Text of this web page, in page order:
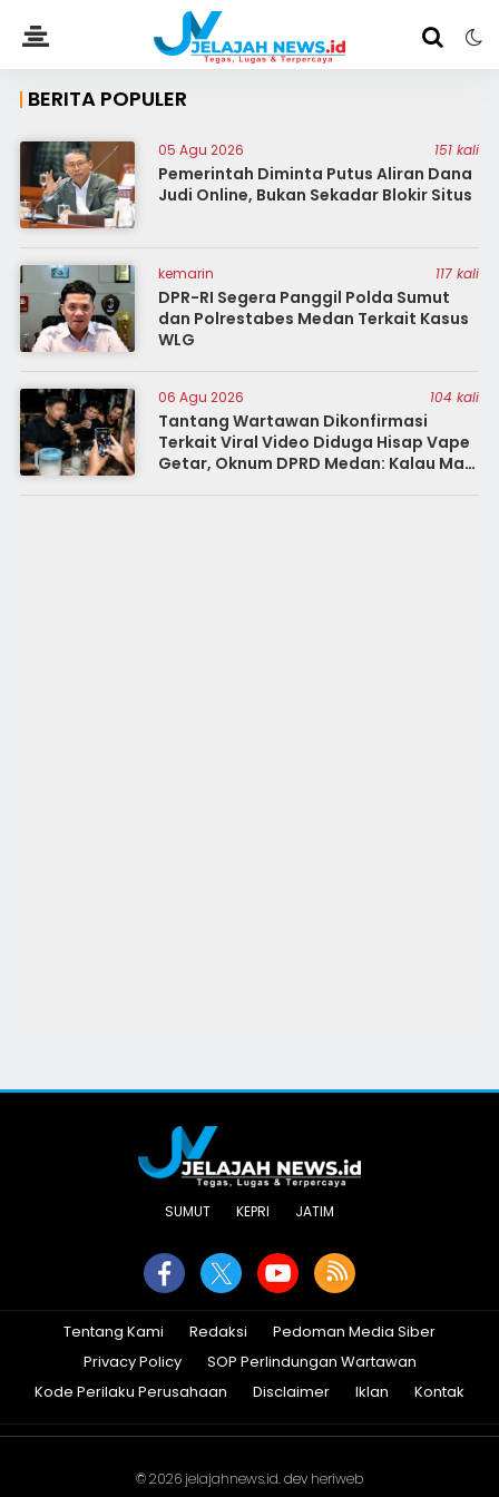
BERITA POPULER
05 Agu 2026 151 kali
Pemerintah Diminta Putus Aliran Dana
Judi Online, Bukan Sekadar Blokir Situs
kemarin 117 kali
DPR-RI Segera Panggil Polda Sumut
dan Polrestabes Medan Terkait Kasus
WLG
06 Agu 2026 104 kali
Tantang Wartawan Dikonfirmasi
Terkait Viral Video Diduga Hisap Vape
Getar, Oknum DPRD Medan: Kalau Mau
SUMUT KEPRI JATIM
Tentang Kami Redaksi
Pedoman Media Siber
Privacy Policy
SOP Perlindungan Wartawan
Kode Perilaku Perusahaan
Disclaimer Iklan Kontak
© 2026 jelajahnews.id. dev heriweb